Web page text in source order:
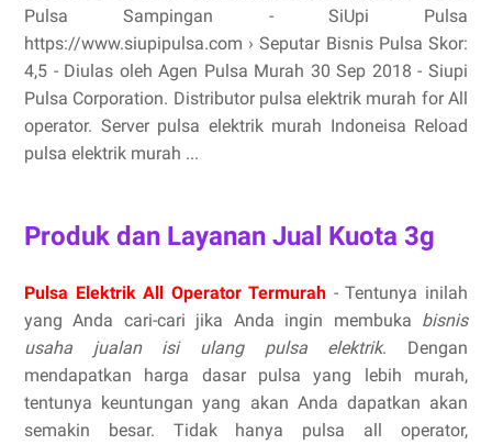
Pulsa Sampingan - SiUpi Pulsa
https://www.siupipulsa.com › Seputar Bisnis Pulsa Skor:
4,5 - ‎Diulas oleh Agen Pulsa Murah 30 Sep 2018 - Siupi
Pulsa Corporation. Distributor pulsa elektrik murah for All
operator. Server pulsa elektrik murah Indoneisa Reload
pulsa elektrik murah ...
Produk dan Layanan Jual Kuota 3g
Pulsa Elektrik All Operator Termurah - Tentunya inilah
yang Anda cari-cari jika Anda ingin membuka bisnis
usaha jualan isi ulang pulsa elektrik. Dengan
mendapatkan harga dasar pulsa yang lebih murah,
tentunya keuntungan yang akan Anda dapatkan akan
semakin besar. Tidak hanya pulsa all operator,